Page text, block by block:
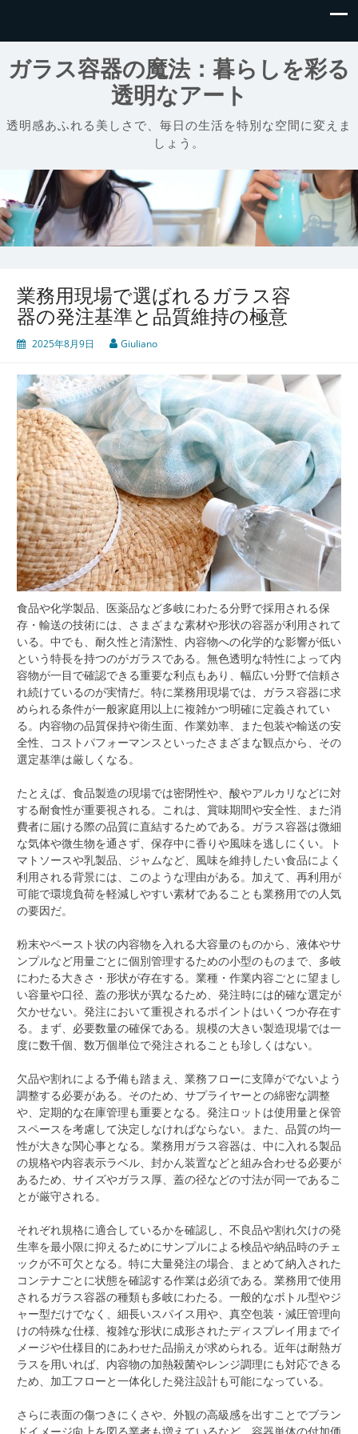
ガラス容器の魔法：暮らしを彩る
透明なアート
透明感あふれる美しさで、毎日の生活を特別な空間に変えま
しょう。
業務用現場で選ばれるガラス容
器の発注基準と品質維持の極意
2025年8月9日 Giuliano
食品や化学製品、医薬品など多岐にわたる分野で採用される保
存・輸送の技術には、さまざまな素材や形状の容器が利用されて
いる。 中でも、耐久性と清潔性、内容物への化学的な影響が低い
という特長を持つのがガラスである。無色透明な特性によって内
容物が一目で確認できる重要な利点もあり、幅広い分野で信頼さ
れ続けているのが実情だ。特に業務用現場では、ガラス容器に求
められる条件が一般家庭用以上に複雑かつ明確に定義されてい
る。内容物の品質保持や衛生面、作業効率、また包装や輸送の安
全性、コストパフォーマンスといったさまざまな観点から、その
選定基準は厳しくなる。
たとえば、食品製造の現場では密閉性や、酸やアルカリなどに対
する耐食性が重要視される。これは、賞味期間や安全性、また消
費者に届ける際の品質に直結するためである。ガラス容器は微細
な気体や微生物を通さず、保存中に香りや風味を逃しにくい。ト
マトソースや乳製品、ジャムなど、風味を維持したい食品によく
利用される背景には、このような理由がある。加えて、再利用が
可能で環境負荷を軽減しやすい素材であることも業務用での人気
の要因だ。
粉末やペースト状の内容物を入れる大容量のものから、液体やサ
ンプルなど用量ごとに個別管理するための小型のものまで、多岐
にわたる大きさ・形状が存在する。業種・作業内容ごとに望まし
い容量や口径、蓋の形状が異なるため、発注時には的確な選定が
欠かせない。発注において重視されるポイントはいくつか存在す
る。まず、必要数量の確保である。規模の大きい製造現場では一
度に数千個、数万個単位で発注されることも珍しくはない。
欠品や割れによる予備も踏まえ、業務フローに支障がでないよう
調整する必要がある。そのため、サプライヤーとの綿密な調整
や、定期的な在庫管理も重要となる。発注ロットは使用量と保管
スペースを考慮して決定しなければならない。また、品質の均一
性が大きな関心事となる。業務用ガラス容器は、中に入れる製品
の規格や内容表示ラベル、封かん装置などと組み合わせる必要が
あるため、サイズやガラス厚、蓋の径などの寸法が同一であるこ
とが厳守される。
それぞれ規格に適合しているかを確認し、不良品や割れ欠けの発
生率を最小限に抑えるためにサンプルによる検品や納品時のチェ
ックが不可欠となる。特に大量発注の場合、まとめて納入された
コンテナごとに状態を確認する作業は必須である。業務用で使用
されるガラス容器の種類も多岐にわたる。一般的なボトル型やジ
ャー型だけでなく、細長いスパイス用や、真空包装・減圧管理向
けの特殊な仕様、複雑な形状に成形されたディスプレイ用までイ
メージや仕様目的にあわせた品揃えが求められる。近年は耐熱ガ
ラスを用いれば、内容物の加熱殺菌やレンジ調理にも対応できる
ため、加工フローと一体化した発注設計も可能になっている。
さらに表面の傷つきにくさや、外観の高級感を出すことでブラン
ドイメージ向上を図る業者も増えているなど、容器単体の付加価